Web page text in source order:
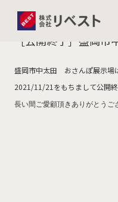
［公開終了］盛岡
盛岡市中太田 おさんぽ展示場
2021/11/21をもちまして公開終
長い間ご愛顧頂きありがとうご